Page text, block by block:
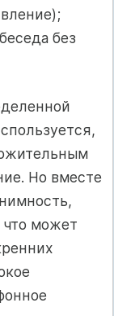
без
Но вместе
что может